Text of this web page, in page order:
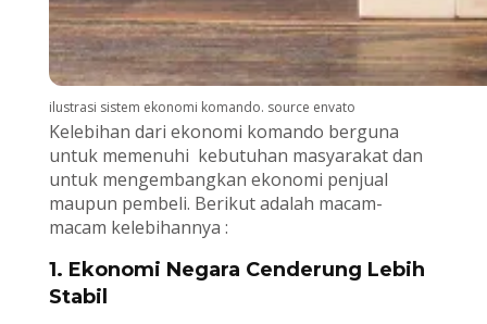
ilustrasi sistem ekonomi komando. source envato
Kelebihan dari ekonomi komando berguna
untuk memenuhi kebutuhan masyarakat dan
untuk mengembangkan ekonomi penjual
maupun pembeli. Berikut adalah macam-
macam kelebihannya :
1. Ekonomi Negara Cenderung Lebih
Stabil